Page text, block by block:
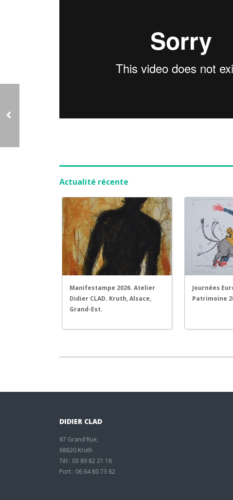
Actualité récente
Manifestampe 2026. Atelier
Didier CLAD. Kruth, Alsace,
Grand-Est.
Journées
Patrimoine
DIDIER CLAD
67 Grand'Rue,
68820 Kruth
Tél : 03 89 82 21 18
Port : 06 64 80 73 62